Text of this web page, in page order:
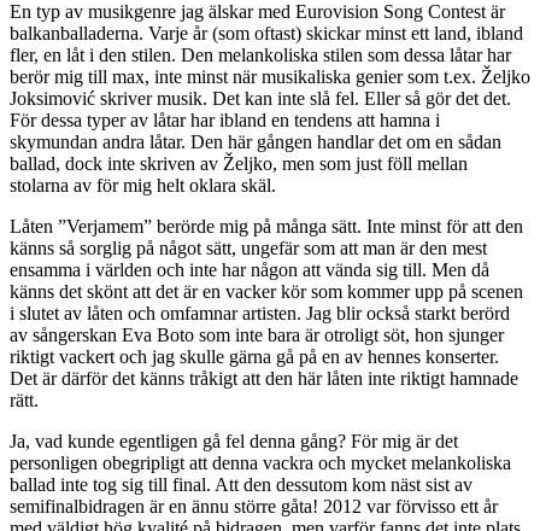
En typ av musikgenre jag älskar med Eurovision Song Contest är
balkanballaderna. Varje år (som oftast) skickar minst ett land, ibland
fler, en låt i den stilen. Den melankoliska stilen som dessa låtar har
berör mig till max, inte minst när musikaliska genier som t.ex. Željko
Joksimović skriver musik. Det kan inte slå fel. Eller så gör det det.
För dessa typer av låtar har ibland en tendens att hamna i
skymundan andra låtar. Den här gången handlar det om en sådan
ballad, dock inte skriven av Željko, men som just föll mellan
stolarna av för mig helt oklara skäl.
Låten ”Verjamem” berörde mig på många sätt. Inte minst för att den
känns så sorglig på något sätt, ungefär som att man är den mest
ensamma i världen och inte har någon att vända sig till. Men då
känns det skönt att det är en vacker kör som kommer upp på scenen
i slutet av låten och omfamnar artisten. Jag blir också starkt berörd
av sångerskan Eva Boto som inte bara är otroligt söt, hon sjunger
riktigt vackert och jag skulle gärna gå på en av hennes konserter.
Det är därför det känns tråkigt att den här låten inte riktigt hamnade
rätt.
Ja, vad kunde egentligen gå fel denna gång? För mig är det
personligen obegripligt att denna vackra och mycket melankoliska
ballad inte tog sig till final. Att den dessutom kom näst sist av
semifinalbidragen är en ännu större gåta! 2012 var förvisso ett år